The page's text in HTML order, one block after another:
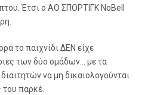
Έτσι ο ΑΟ ΣΠΟΡΤΙΓΚ NoBell
το παιχνίδι ΔΕΝ είχε
των δύο ομάδων… με τα
να μη δικαιολογούνται
του παρκέ.